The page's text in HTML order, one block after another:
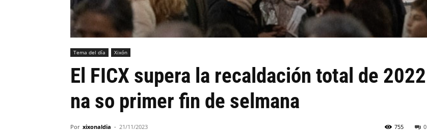
Tema del día Xixón
El FICX supera la recaldación total de 2022
na so primer fin de selmana
Por xixonaldia - 21/11/2023 0
755